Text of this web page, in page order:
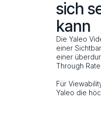
sich
kann
Die Yaleo
einer
einer
Through Rate
Für
Yaleo die